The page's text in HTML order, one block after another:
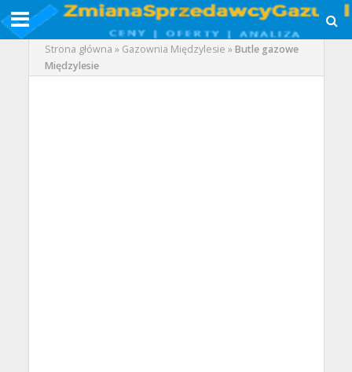
Strona główna » Gazownia Międzylesie »Butle gazowe
Międzylesie